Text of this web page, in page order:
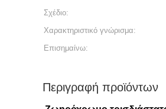
Σχέδιο:
Χαρακτηριστικό γνώρισμα:
Επισημαίνω:
Περιγραφή προϊόντων